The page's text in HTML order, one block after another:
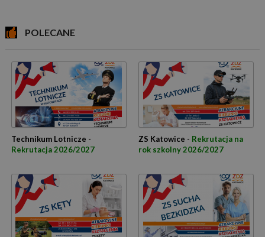
POLECANE
Technikum Lotnicze -
Rekrutacja 2026/2027
ZS Katowice - Rekrutacja na
rok szkolny 2026/2027